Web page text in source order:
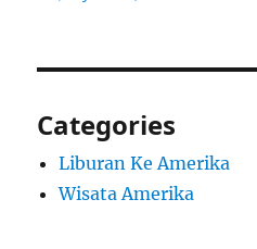
Categories
Liburan Ke Amerika
Wisata Amerika